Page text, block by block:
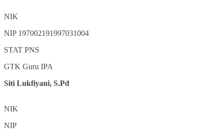
NIK
NIP 197002191997031004
STAT PNS
GTK Guru IPA
Siti Lukfiyani, S.Pd
NIK
NIP